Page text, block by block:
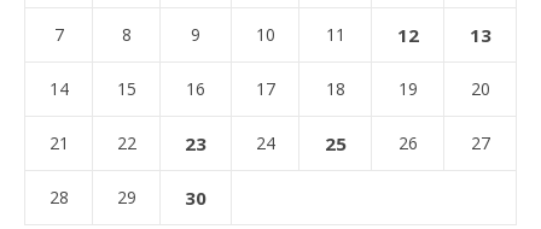
7 8 9 10 11 12 13
14 15 16 17 18 19 20
21 22 23 24 25 26 27
28 29 30